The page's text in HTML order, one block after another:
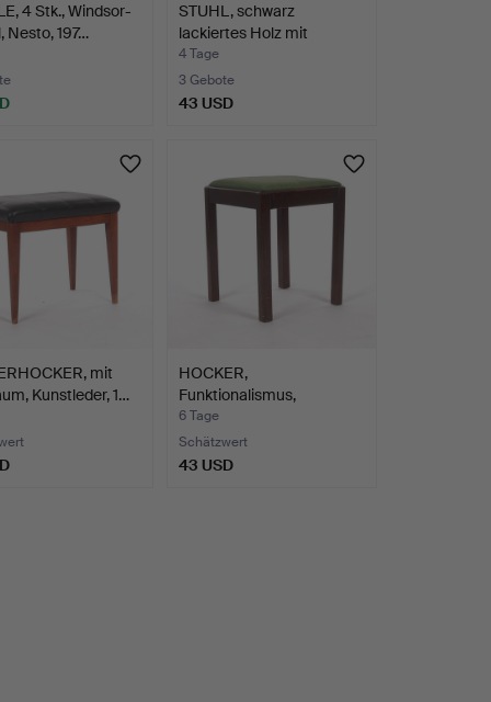
4 Stk., Windsor-
Nesto, 197…
STUHL, schwarz
lackiertes Holz mit
Golddet…
4 Tage
3 Gebote
43 USD
mit
Kunstleder, 1…
HOCKER,
Funktionalismus,
1930er/40er Jahre.
6 Tage
Schätzwert
43 USD